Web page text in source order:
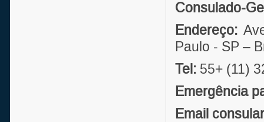
Consulado-
Endereço:
Paulo - SP –
Tel: 55+ (11)
Emergência
Email